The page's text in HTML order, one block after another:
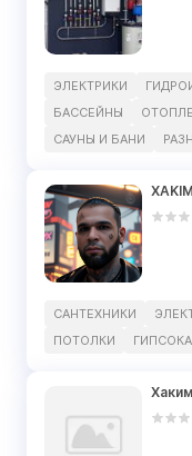
ЭЛЕКТРИКИ
БАССЕЙНЫ
САУНЫ И БАНИ
САНТЕХНИКИ
ПОТОЛКИ